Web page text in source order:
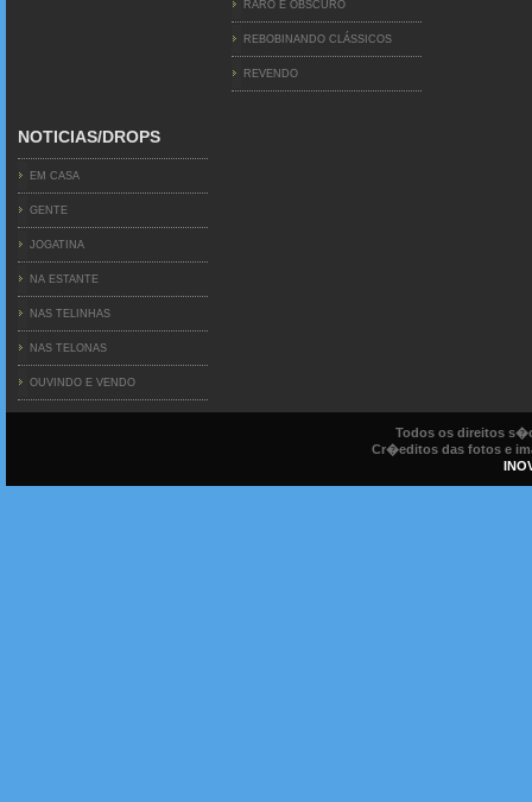
RARO E OBSCURO
REBOBINANDO CLÁSSICOS
REVENDO
NOTICIAS/DROPS
EM CASA
GENTE
JOGATINA
NA ESTANTE
NAS TELINHAS
NAS TELONAS
OUVINDO E VENDO
Todos os direitos
Cr�editos das fotos e